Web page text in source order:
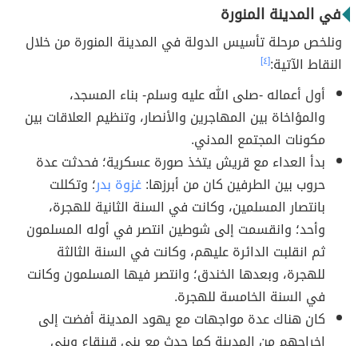
في المدينة المنورة
ونلخص مرحلة تأسيس الدولة في المدينة المنورة من خلال
النقاط الآتية:[٤]
أول أعماله -صلى الله عليه وسلم- بناء المسجد،
والمؤاخاة بين المهاجرين والأنصار، وتنظيم العلاقات بين
مكونات المجتمع المدني.
بدأ العداء مع قريش يتخذ صورة عسكرية؛ فحدثت عدة
حروب بين الطرفين كان من أبرزها:غزوة بدر؛ وتكللت
بانتصار المسلمين، وكانت في السنة الثانية للهجرة،
وأحد؛ وانقسمت إلى شوطين انتصر في أوله المسلمون
ثم انقلبت الدائرة عليهم، وكانت في السنة الثالثة
للهجرة، وبعدها الخندق؛ وانتصر فيها المسلمون وكانت
في السنة الخامسة للهجرة.
كان هناك عدة مواجهات مع يهود المدينة أفضت إلى